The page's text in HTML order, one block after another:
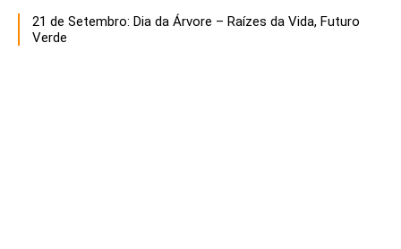
21 de Setembro: Dia da Árvore – Raízes da Vida, Futuro
Verde